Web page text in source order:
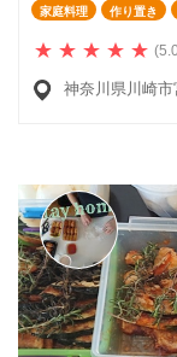
家庭料理 作り置き
神奈川県川崎